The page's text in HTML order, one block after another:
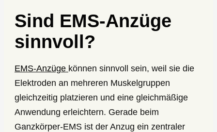
Sind EMS-Anzüge
sinnvoll?
EMS-Anzüge können sinnvoll sein, weil sie die
Elektroden an mehreren Muskelgruppen
gleichzeitig platzieren und eine gleichmäßige
Anwendung erleichtern. Gerade beim
Ganzkörper-EMS ist der Anzug ein zentraler